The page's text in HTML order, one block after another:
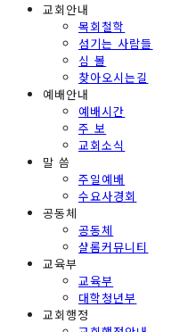
교회안내
목회철학
섬기는 사람들
심 볼
찾아오시는길
예배안내
예배시간
주 보
교회소식
말 씀
주일예배
수요사경회
공동체
공동체
샬롬커뮤니티
교육부
교육부
대학청년부
교회행정